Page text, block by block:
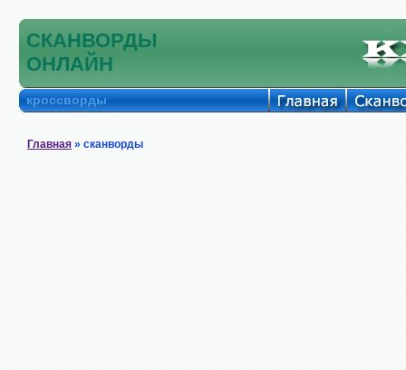
СКАНВОРДЫ
ОНЛАЙН
кроссворды
Главная » сканворды